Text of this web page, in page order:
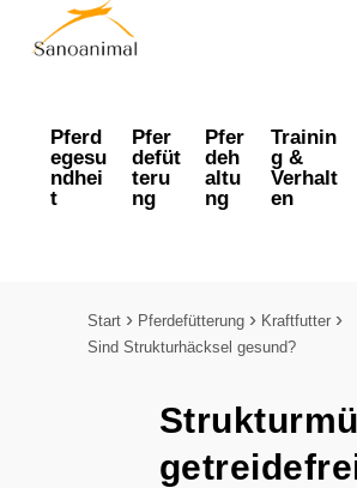
Pferd
egesu
ndhei
t
Pfer
defüt
teru
ng
Pfer
deh
altu
ng
Trainin
g &
Verhalt
en
Start Pferdefütterung
Kraftfutter
Sind Strukturhäcksel gesund?